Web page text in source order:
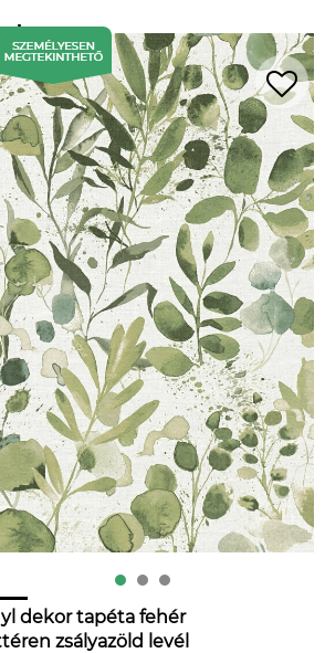
dekor tapéta fehér
zsályazöld levél